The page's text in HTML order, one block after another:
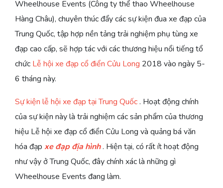
Wheelhouse Events (Công ty thể thao Wheelhouse
Hàng Châu), chuyên thúc đẩy các sự kiện đua xe đạp của
Trung Quốc, tập hợp nền tảng trải nghiệm phụ tùng xe
đạp cao cấp, sẽ hợp tác với các thương hiệu nổi tiếng tổ
chức Lễ hội xe đạp cổ điển Cửu Long 2018 vào ngày 5-
6 tháng này.
Sự kiện lễ hội xe đạp tại Trung Quốc. Hoạt động chính
của sự kiện này là trải nghiệm các sản phẩm của thương
hiệu Lễ hội xe đạp cổ điển Cửu Long và quảng bá văn
hóa đạp xe đạp địa hình. Hiện tại, có rất ít hoạt động
như vậy ở Trung Quốc, đây chính xác là những gì
Wheelhouse Events đang làm.